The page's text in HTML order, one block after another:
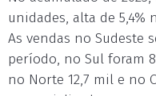
unidades, alta de 5,4%
As vendas no Sudeste
período, no Sul foram
no Norte 12,7 mil e no